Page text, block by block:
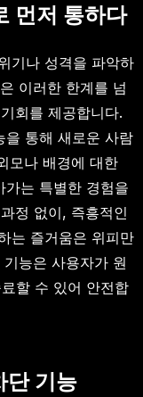
먼저 통하다
기나 성격을 파악하
이러한 한계를 넘
회를 제공합니다.
을 통해 새로운 사람
모나 배경에 대한
는 특별한 경험을
정 없이, 즉흥적인
는 즐거움은 위피만
능은 사용자가 원
할 수 있어 안전합
단 기능